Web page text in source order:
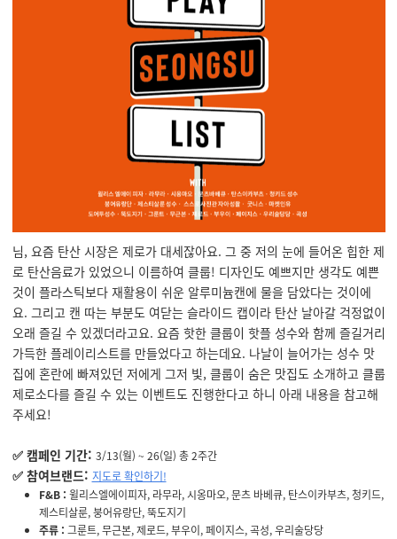
님, 요즘 탄산 시장은 제로가 대세잖아요. 그 중 저의 눈에 들어온 힙한 제
로 탄산음료가 있었으니 이름하여 클룹! 디자인도 예쁘지만 생각도 예쁜
것이 플라스틱보다 재활용이 쉬운 알루미늄캔에 물을 담았다는 것이에
요. 그리고 캔 따는 부분도 여닫는 슬라이드 캡이라 탄산 날아갈 걱정없이
오래 즐길 수 있겠더라고요. 요즘 핫한 클룹이 핫플 성수와 함께 즐길거리
가득한 플레이리스트를 만들었다고 하는데요. 나날이 늘어가는 성수 맛
집에 혼란에 빠져있던 저에게 그저 빛, 클룹이 숨은 맛집도 소개하고 클룹
제로소다를 즐길 수 있는 이벤트도 진행한다고 하니 아래 내용을 참고해
주세요!
✅ 캠페인 기간: 3/13(월) ~ 26(일) 총 2주간
✅ 참여브랜드: 지도로 확인하기!
F&B : 윌리스엘에이피자, 라무라, 시옹마오, 문츠 바베큐, 탄스이카부츠, 청키드,
제스티살룬, 붕어유랑단, 뚝도지기
주류 : 그룬트, 무근본, 제로드, 부우이, 페이지스, 곡성, 우리술당당